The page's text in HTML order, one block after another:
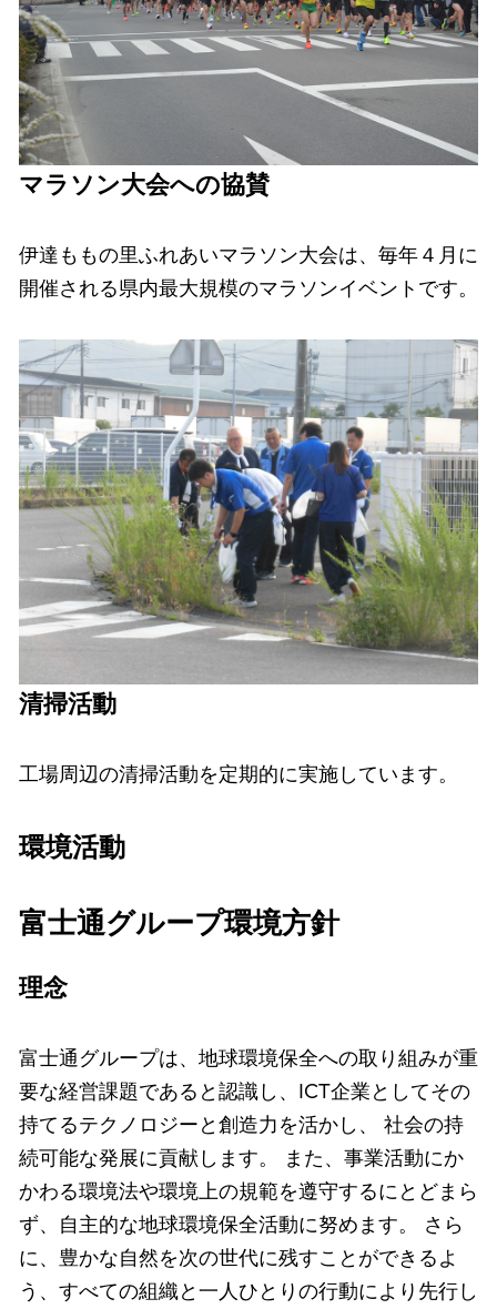
マラソン大会への協賛
伊達ももの里ふれあいマラソン大会は、毎年４月に
開催される県内最大規模のマラソンイベントです。
清掃活動
工場周辺の清掃活動を定期的に実施しています。
環境活動
富士通グループ環境方針
理念
富士通グループは、地球環境保全への取り組みが重
要な経営課題であると認識し、ICT企業としてその
持てるテクノロジーと創造力を活かし、 社会の持
続可能な発展に貢献します。 また、事業活動にか
かわる環境法や環境上の規範を遵守するにとどまら
ず、自主的な地球環境保全活動に努めます。 さら
に、豊かな自然を次の世代に残すことができるよ
う、すべての組織と一人ひとりの行動により先行し